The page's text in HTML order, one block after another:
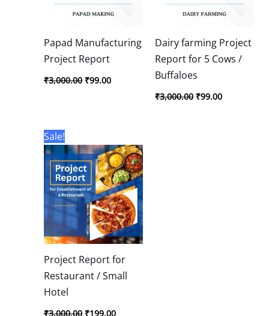
Papad Manufacturing
Project Report
₹3,000.00 ₹99.00
Dairy farming Project
Report for 5 Cows /
Buffaloes
₹3,000.00 ₹99.00
Sale!
Project Report for
Restaurant / Small
Hotel
₹3,000.00
price
was:
₹3,000.00.
₹199.00
price
is:
₹199.00.